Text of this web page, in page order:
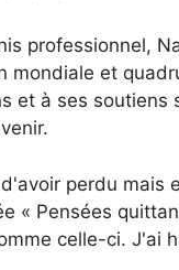
professionnel,
mondiale et
et à ses soutiens
perdu mais
« Pensées
celle-ci. J'ai